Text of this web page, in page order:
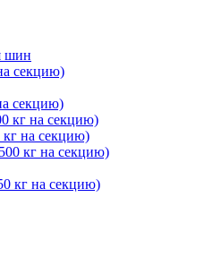
шин
секцию)
секцию)
кг на секцию)
на секцию)
кг на секцию)
кг на секцию)